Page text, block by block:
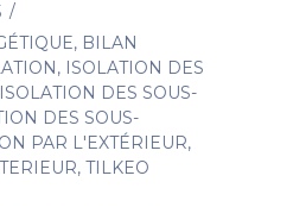
, BILAN
, ISOLATION DES
ISOLATION DES SOUS-
DES SOUS-
PAR L'EXTÉRIEUR,
, TILKEO